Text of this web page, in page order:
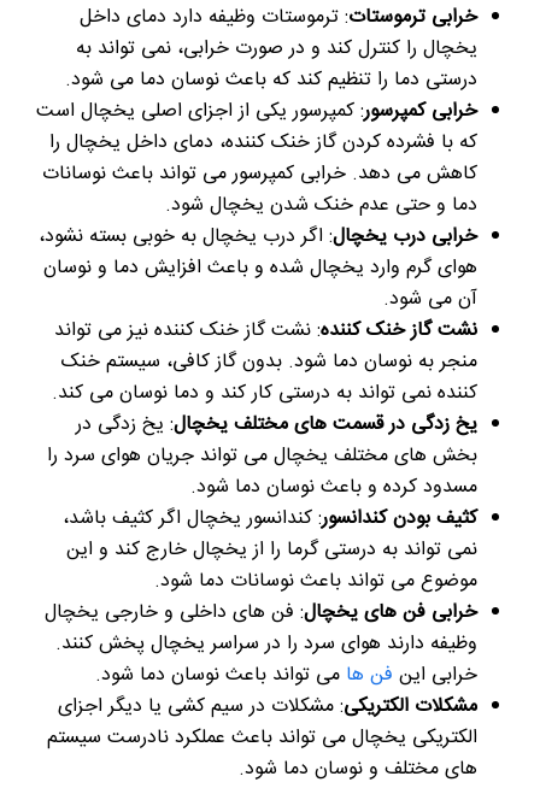
خرابی ترموستات: ترموستات وظیفه دارد دمای داخل
یخچال را کنترل کند و در صورت خرابی، نمی تواند به
درستی دما را تنظیم کند که باعث نوسان دما می شود.
خرابی کمپرسور: کمپرسور یکی از اجزای اصلی یخچال است
که با فشرده کردن گاز خنک کننده، دمای داخل یخچال را
کاهش می دهد. خرابی کمپرسور می تواند باعث نوسانات
دما و حتی عدم خنک شدن یخچال شود.
خرابی درب یخچال: اگر درب یخچال به خوبی بسته نشود،
هوای گرم وارد یخچال شده و باعث افزایش دما و نوسان
آن می شود.
نشت گاز خنک کننده: نشت گاز خنک کننده نیز می تواند
منجر به نوسان دما شود. بدون گاز کافی، سیستم خنک
کننده نمی تواند به درستی کار کند و دما نوسان می کند.
یخ زدگی در قسمت های مختلف یخچال: یخ زدگی در
بخش های مختلف یخچال می تواند جریان هوای سرد را
مسدود کرده و باعث نوسان دما شود.
کثیف بودن کندانسور: کندانسور یخچال اگر کثیف باشد،
نمی تواند به درستی گرما را از یخچال خارج کند و این
موضوع می تواند باعث نوسانات دما شود.
خرابی فن های یخچال: فن های داخلی و خارجی یخچال
وظیفه دارند هوای سرد را در سراسر یخچال پخش کنند.
خرابی این فن ها می تواند باعث نوسان دما شود.
مشکلات الکتریکی: مشکلات در سیم کشی یا دیگر اجزای
الکتریکی یخچال می تواند باعث عملکرد نادرست سیستم
های مختلف و نوسان دما شود.